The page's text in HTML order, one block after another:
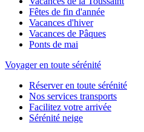
Fêtes de fin d'année
Vacances d'hiver
Vacances de Pâques
Ponts de mai
Voyager en toute sérénité
Réserver en toute sérénité
Nos services transports
Facilitez votre arrivée
Sérénité neige